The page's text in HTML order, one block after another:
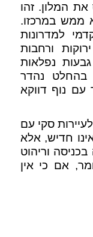
המלון. זהו
ממש במרכזו.
למדרונות
ורחבות
נפלאות
בהחלט נהדר
עם נוף דווקא
סקי עם
חדיש, אלא
וריהוט
אם כי אין